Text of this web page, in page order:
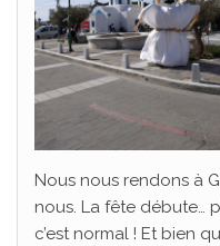
Nous nous rendons à
nous. La fête débute…
c’est normal ! Et bien